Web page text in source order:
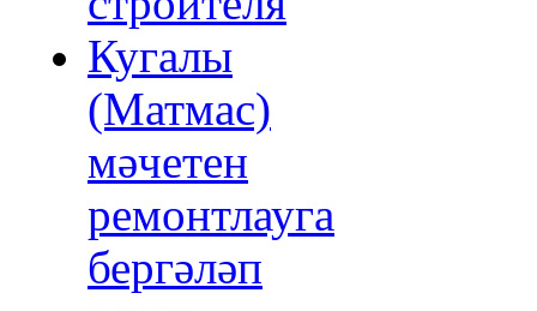
Кугалы
(Матмас)
мәчетен
ремонтлауга
бергәләп